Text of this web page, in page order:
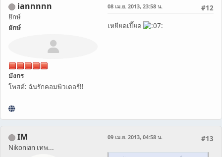
iannnnn
ยึกษ์
ยักษ์
มังกร
โพสต์: ฉันรักคอมพิวเตอร์!!
#12
08 เม.ย. 2013, 23:58 น.
เหยียดเปี๊ยด
IM
Nikonian เทพ...
#13
09 เม.ย. 2013, 04:58 น.